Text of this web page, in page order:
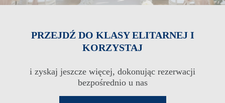
KLUB LOJALNOŚCIOWY DLA
KLUB LOJALNOŚCIOWY DLA
GOŚCI
PRZEJDŹ DO KLASY ELITARNEJ I
KORZYSTAJ
i zyskaj jeszcze więcej, dokonując rezerwacji
bezpośrednio u nas